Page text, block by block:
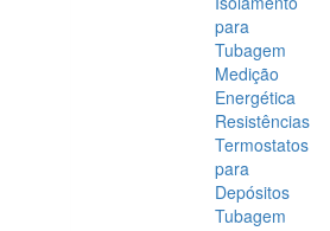
para
Tubagem
Medição
Energética
Resistências
Termostatos
para
Depósitos
Tubagem